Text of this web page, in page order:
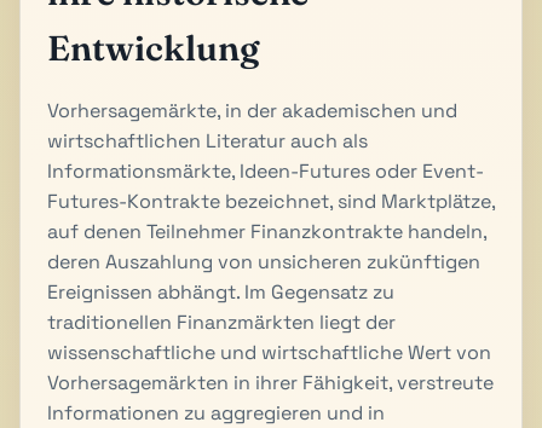
Entwicklung
Vorhersagemärkte, in der akademischen und
wirtschaftlichen Literatur auch als
Informationsmärkte, Ideen-Futures oder Event-
Futures-Kontrakte bezeichnet, sind Marktplätze,
auf denen Teilnehmer Finanzkontrakte handeln,
deren Auszahlung von unsicheren zukünftigen
Ereignissen abhängt. Im Gegensatz zu
traditionellen Finanzmärkten liegt der
wissenschaftliche und wirtschaftliche Wert von
Vorhersagemärkten in ihrer Fähigkeit, verstreute
Informationen zu aggregieren und in